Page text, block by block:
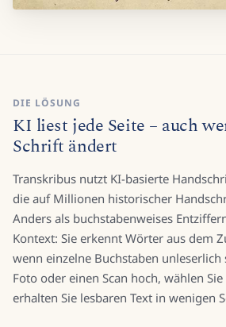
DIE LÖSUNG
KI liest jede Seite – auch
Schrift ändert
Transkribus nutzt KI-basierte
die auf Millionen historischer
Anders als buchstabenweises
Kontext: Sie erkennt Wörter aus dem
wenn einzelne Buchstaben unleserlich
Foto oder einen Scan hoch, wählen
erhalten Sie lesbaren Text in wenigen